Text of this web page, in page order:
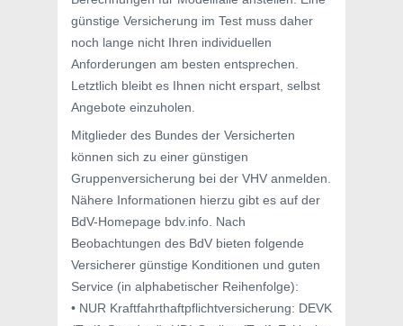
günstige Versicherung im Test muss daher
noch lange nicht Ihren individuellen
Anforderungen am besten entsprechen.
Letztlich bleibt es Ihnen nicht erspart, selbst
Angebote einzuholen.
Mitglieder des Bundes der Versicherten
können sich zu einer günstigen
Gruppenversicherung bei der VHV anmelden.
Nähere Informationen hierzu gibt es auf der
BdV-Homepage bdv.info. Nach
Beobachtungen des BdV bieten folgende
Versicherer günstige Konditionen und guten
Service (in alphabetischer Reihenfolge):
• NUR Kraftfahrthaftpflichtversicherung: DEVK